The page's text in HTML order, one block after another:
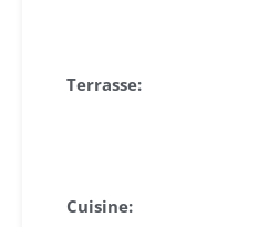
Terrasse:
Cuisine: